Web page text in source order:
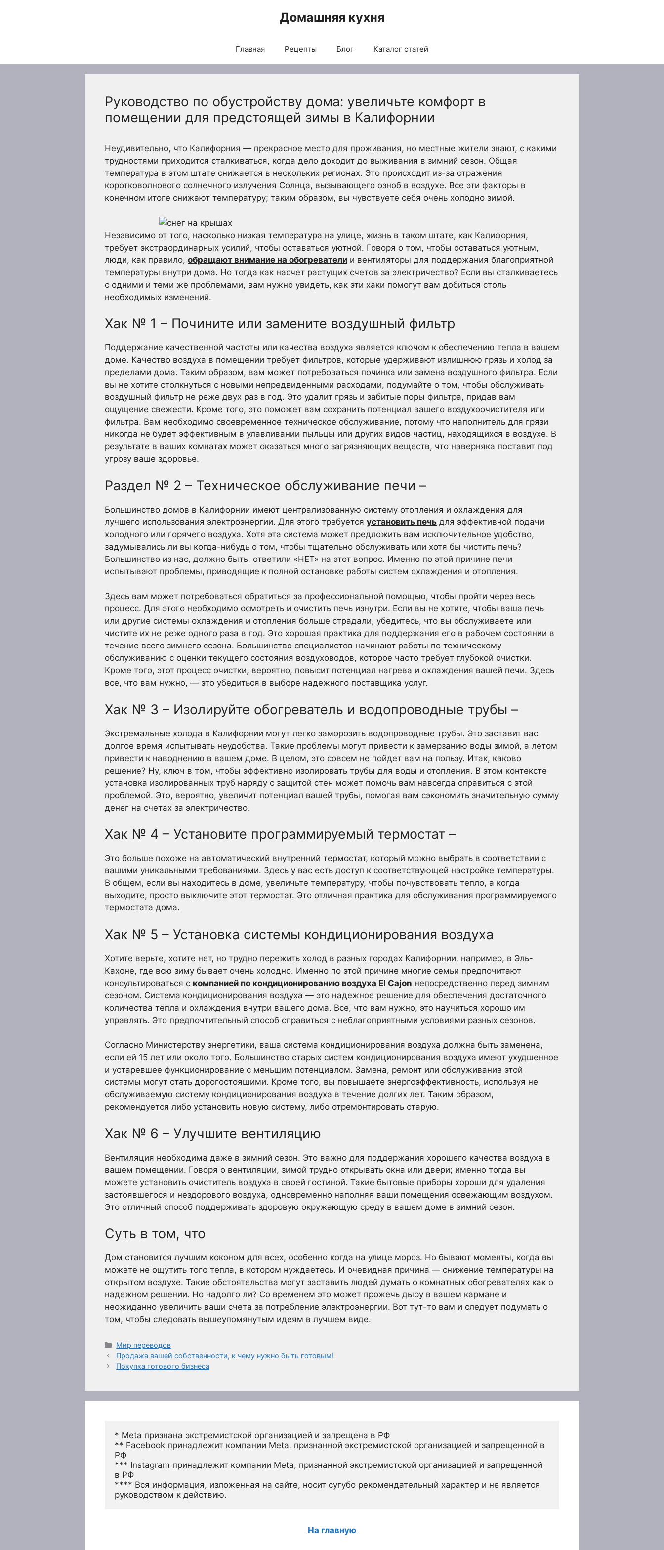
Домашняя кухня
Главная Рецепты Блог Каталог статей
Руководство по обустройству дома: увеличьте комфорт в
помещении для предстоящей зимы в Калифорнии
Неудивительно, что Калифорния — прекрасное место для проживания, но местные жители знают, с какими
трудностями приходится сталкиваться, когда дело доходит до выживания в зимний сезон. Общая
температура в этом штате снижается в нескольких регионах. Это происходит из-за отражения
коротковолнового солнечного излучения Солнца, вызывающего озноб в воздухе. Все эти факторы в
конечном итоге снижают температуру; таким образом, вы чувствуете себя очень холодно зимой.
Независимо от того, насколько низкая температура на улице, жизнь в таком штате, как Калифорния,
требует экстраординарных усилий, чтобы оставаться уютной. Говоря о том, чтобы оставаться уютным,
люди, как правило, обращают внимание на обогреватели и вентиляторы для поддержания благоприятной
температуры внутри дома. Но тогда как насчет растущих счетов за электричество? Если вы сталкиваетесь
с одними и теми же проблемами, вам нужно увидеть, как эти хаки помогут вам добиться столь
необходимых изменений.
Хак № 1 – Почините или замените воздушный фильтр
Поддержание качественной частоты или качества воздуха является ключом к обеспечению тепла в вашем
доме. Качество воздуха в помещении требует фильтров, которые удерживают излишнюю грязь и холод за
пределами дома. Таким образом, вам может потребоваться починка или замена воздушного фильтра. Если
вы не хотите столкнуться с новыми непредвиденными расходами, подумайте о том, чтобы обслуживать
воздушный фильтр не реже двух раз в год. Это удалит грязь и забитые поры фильтра, придав вам
ощущение свежести. Кроме того, это поможет вам сохранить потенциал вашего воздухоочистителя или
фильтра. Вам необходимо своевременное техническое обслуживание, потому что наполнитель для грязи
никогда не будет эффективным в улавливании пыльцы или других видов частиц, находящихся в воздухе. В
результате в ваших комнатах может оказаться много загрязняющих веществ, что наверняка поставит под
угрозу ваше здоровье.
Раздел № 2 – Техническое обслуживание печи –
Большинство домов в Калифорнии имеют централизованную систему отопления и охлаждения для
лучшего использования электроэнергии. Для этого требуется установить печь для эффективной подачи
холодного или горячего воздуха. Хотя эта система может предложить вам исключительное удобство,
задумывались ли вы когда-нибудь о том, чтобы тщательно обслуживать или хотя бы чистить печь?
Большинство из нас, должно быть, ответили «НЕТ» на этот вопрос. Именно по этой причине печи
испытывают проблемы, приводящие к полной остановке работы систем охлаждения и отопления.
Здесь вам может потребоваться обратиться за профессиональной помощью, чтобы пройти через весь
процесс. Для этого необходимо осмотреть и очистить печь изнутри. Если вы не хотите, чтобы ваша печь
или другие системы охлаждения и отопления больше страдали, убедитесь, что вы обслуживаете или
чистите их не реже одного раза в год. Это хорошая практика для поддержания его в рабочем состоянии в
течение всего зимнего сезона. Большинство специалистов начинают работы по техническому
обслуживанию с оценки текущего состояния воздуховодов, которое часто требует глубокой очистки.
Кроме того, этот процесс очистки, вероятно, повысит потенциал нагрева и охлаждения вашей печи. Здесь
все, что вам нужно, — это убедиться в выборе надежного поставщика услуг.
Хак № 3 – Изолируйте обогреватель и водопроводные трубы –
Экстремальные холода в Калифорнии могут легко заморозить водопроводные трубы. Это заставит вас
долгое время испытывать неудобства. Такие проблемы могут привести к замерзанию воды зимой, а летом
привести к наводнению в вашем доме. В целом, это совсем не пойдет вам на пользу. Итак, каково
решение? Ну, ключ в том, чтобы эффективно изолировать трубы для воды и отопления. В этом контексте
установка изолированных труб наряду с защитой стен может помочь вам навсегда справиться с этой
проблемой. Это, вероятно, увеличит потенциал вашей трубы, помогая вам сэкономить значительную сумму
денег на счетах за электричество.
Хак № 4 – Установите программируемый термостат –
Это больше похоже на автоматический внутренний термостат, который можно выбрать в соответствии с
вашими уникальными требованиями. Здесь у вас есть доступ к соответствующей настройке температуры.
В общем, если вы находитесь в доме, увеличьте температуру, чтобы почувствовать тепло, а когда
выходите, просто выключите этот термостат. Это отличная практика для обслуживания программируемого
термостата дома.
Хак № 5 – Установка системы кондиционирования воздуха
Хотите верьте, хотите нет, но трудно пережить холод в разных городах Калифорнии, например, в Эль-
Кахоне, где всю зиму бывает очень холодно. Именно по этой причине многие семьи предпочитают
консультироваться с компанией по кондиционированию воздуха EI Cajon непосредственно перед зимним
сезоном. Система кондиционирования воздуха — это надежное решение для обеспечения достаточного
количества тепла и охлаждения внутри вашего дома. Все, что вам нужно, это научиться хорошо им
управлять. Это предпочтительный способ справиться с неблагоприятными условиями разных сезонов.
Согласно Министерству энергетики, ваша система кондиционирования воздуха должна быть заменена,
если ей 15 лет или около того. Большинство старых систем кондиционирования воздуха имеют ухудшенное
и устаревшее функционирование с меньшим потенциалом. Замена, ремонт или обслуживание этой
системы могут стать дорогостоящими. Кроме того, вы повышаете энергоэффективность, используя не
обслуживаемую систему кондиционирования воздуха в течение долгих лет. Таким образом,
рекомендуется либо установить новую систему, либо отремонтировать старую.
Хак № 6 – Улучшите вентиляцию
Вентиляция необходима даже в зимний сезон. Это важно для поддержания хорошего качества воздуха в
вашем помещении. Говоря о вентиляции, зимой трудно открывать окна или двери; именно тогда вы
можете установить очиститель воздуха в своей гостиной. Такие бытовые приборы хороши для удаления
застоявшегося и нездорового воздуха, одновременно наполняя ваши помещения освежающим воздухом.
Это отличный способ поддерживать здоровую окружающую среду в вашем доме в зимний сезон.
Суть в том, что
Дом становится лучшим коконом для всех, особенно когда на улице мороз. Но бывают моменты, когда вы
можете не ощутить того тепла, в котором нуждаетесь. И очевидная причина — снижение температуры на
открытом воздухе. Такие обстоятельства могут заставить людей думать о комнатных обогревателях как о
надежном решении. Но надолго ли? Со временем это может прожечь дыру в вашем кармане и
неожиданно увеличить ваши счета за потребление электроэнергии. Вот тут-то вам и следует подумать о
том, чтобы следовать вышеупомянутым идеям в лучшем виде.
Рубрики
Мир переводов
Продажа вашей собственности, к чему нужно быть готовым!
Покупка готового бизнеса
* Meta признана экстремистской организацией и запрещена в РФ
** Facebook принадлежит компании Meta, признанной экстремистской организацией и запрещенной в
РФ
*** Instagram принадлежит компании Meta, признанной экстремистской организацией и запрещенной
в РФ
**** Вся информация, изложенная на сайте, носит сугубо рекомендательный характер и не является
руководством к действию.
На главную